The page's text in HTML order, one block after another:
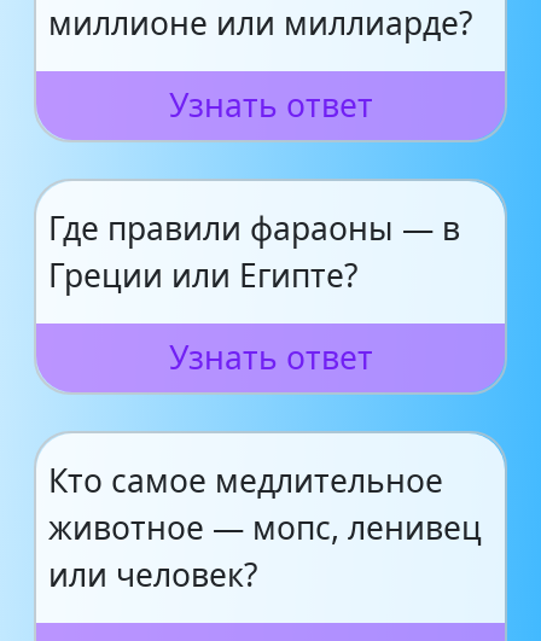
миллионе или миллиарде?
Узнать ответ
Где правили фараоны — в
Греции или Египте?
Узнать ответ
Кто самое медлительное
животное — мопс, ленивец
или человек?